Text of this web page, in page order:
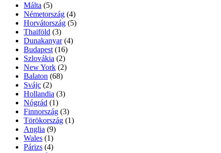
Málta (5)
Németország (4)
Horvátország (5)
Thaiföld (3)
Dunakanyar (4)
Budapest (16)
Szlovákia (2)
New York (2)
Balaton (68)
Svájc (2)
Hollandia (3)
Nógrád (1)
Finnország (3)
Törökország (1)
Anglia (9)
Wales (1)
Párizs (4)